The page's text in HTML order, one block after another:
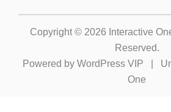
Copyright © 2026 Interactive
Reserved.
Powered by WordPress VIP
One